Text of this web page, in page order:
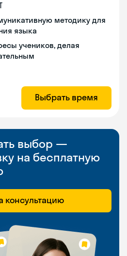
методику для
языка
учеников, делая
Выбрать время
выбор —
на бесплатную
консультацию